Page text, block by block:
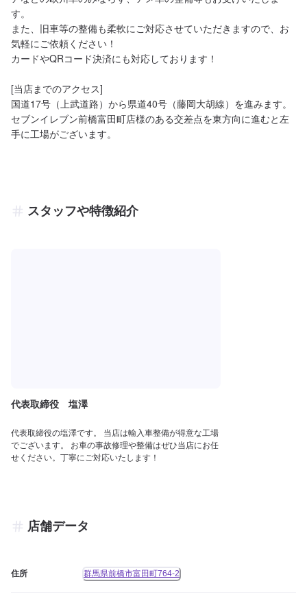
す。
また、旧車等の整備も柔軟にご対応させていただきますので、お
気軽にご依頼ください！
カードやQRコード決済にも対応しております！
[当店までのアクセス]
国道17号（上武道路）から県道40号（藤岡大胡線）を進みます。
セブンイレブン前橋富田町店様のある交差点を東方向に進むと左
手に工場がございます。
スタッフや特徴紹介
代表取締役 塩澤
代表取締役の塩澤です。 当店は輸入車整備が得意な工場
でございます。 お車の事故修理や整備はぜひ当店にお任
せください。丁寧にご対応いたします！
店舗データ
住所 群馬県前橋市富田町764-2